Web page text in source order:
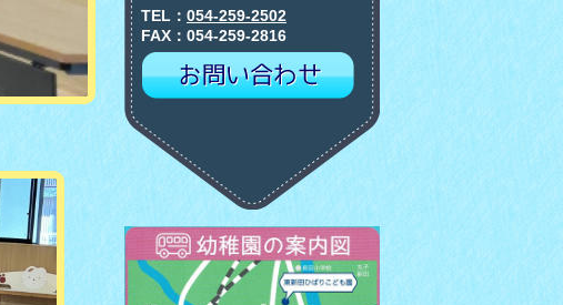
TEL： 054-259-2502
FAX：054-259-2816